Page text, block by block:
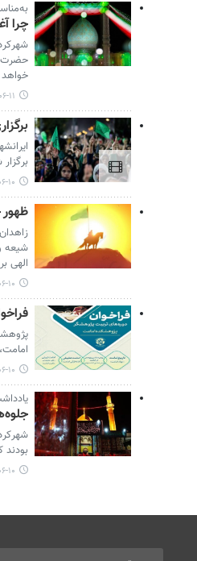
چرا
حضرت
خواهد
۱۴۰۴-
۱۴۰۴-
شیعه
الهی
۱۴۰۴-
۱۴۰۴-
۱۴۰۴-